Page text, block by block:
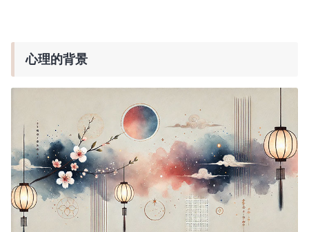
心理的背景